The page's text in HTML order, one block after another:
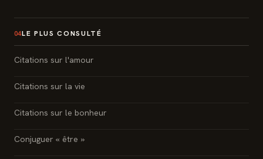
04LE PLUS CONSULTÉ
Citations sur l'amour
Citations sur la vie
Citations sur le bonheur
Conjuguer « être »